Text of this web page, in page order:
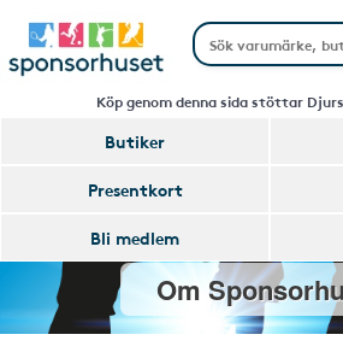
Köp genom denna sida stöttar
Butiker
Presentkort
Bli medlem
Om